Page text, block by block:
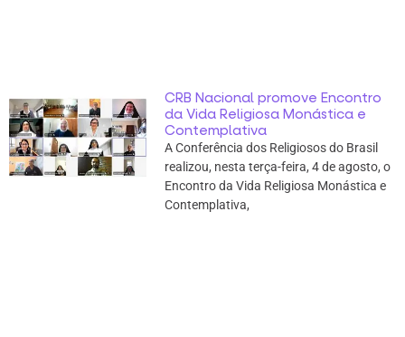
CRB Nacional promove Encontro
da Vida Religiosa Monástica e
Contemplativa
A Conferência dos Religiosos do Brasil
realizou, nesta terça-feira, 4 de agosto, o
Encontro da Vida Religiosa Monástica e
Contemplativa,